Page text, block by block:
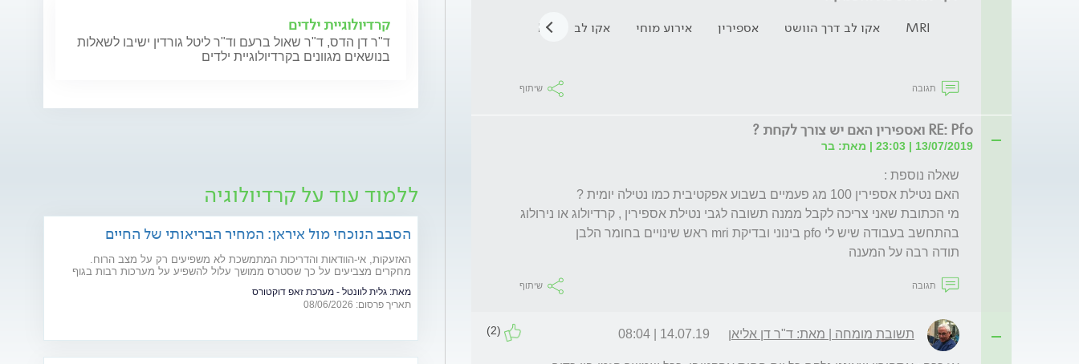
MRI אקו לב דרך הוושט אספירין אירוע מוחי אקו לב MRI מוח
תגובה שיתוף
RE: Pfo ואספירין האם יש צורך לקחת ?
13/07/2019 | 23:03 | מאת: בר
תודה רבה על המענה
תגובה שיתוף
תשובת מומחה | מאת: ד"ר דן אליאן 14.07.19 | 08:04
(2)
קרדיולוגיית ילדים
ד"ר דן הדס, ד"ר שאול ברעם וד"ר ליטל גורדין ישיבו לשאלות
בנושאים מגוונים בקרדיולוגיית ילדים
ללמוד עוד על קרדיולוגיה
הסבב הנוכחי מול איראן: המחיר הבריאותי של החיים
האזעקות, אי-הוודאות והדריכות המתמשכת לא משפיעים רק על מצב הרוח.
מחקרים מצביעים על כך שסטרס ממושך עלול להשפיע על מערכות רבות בגוף
להתגבר בתקופות של מתיחות ביטחונית ומה ניתן לעשות כדי לשמור על הבריאות
שלנו?
מאת: גלית לוונטל - מערכת זאפ דוקטורס
תאריך פרסום: 08/06/2026